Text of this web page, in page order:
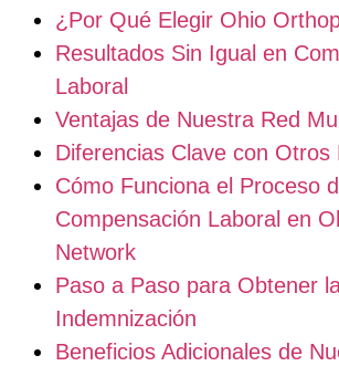
¿Por Qué Elegir Ohio
Resultados Sin Igual en
Laboral
Ventajas de Nuestra Red
Diferencias Clave con Otros
Cómo Funciona el Proceso
Compensación Laboral en
Network
Paso a Paso para Obtener
Indemnización
Beneficios Adicionales de